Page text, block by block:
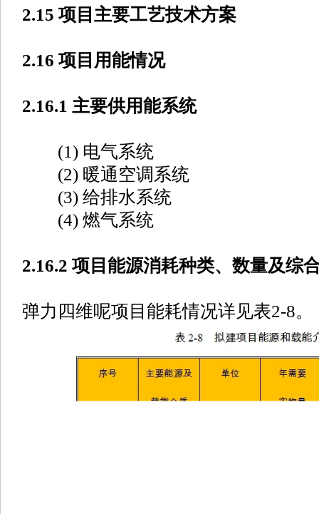
2.15 项目主要工艺技术方案
2.16 项目用能情况
2.16.1 主要供用能系统
(1) 电气系统
(2) 暖通空调系统
(3) 给排水系统
(4) 燃气系统
2.16.2 项目能源消耗种类、数量及综
弹力四维呢项目能耗情况详见表2-8。